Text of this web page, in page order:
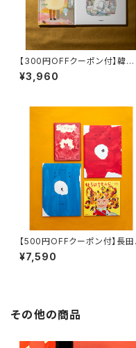
【300円OFFクーポン付】韓国
の絵本『ほんを よむ いぬ』『ドロ
シーマンション』セット
¥3,960
【500円OFFクーポン付】長田
真作の世界セット 『ほんとうの
星』 『そらごとの月』 『まろやか
¥7,590
その他の商品